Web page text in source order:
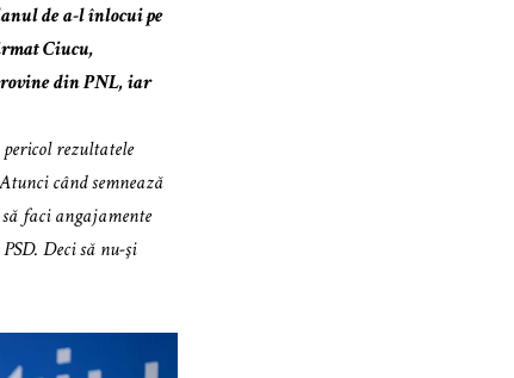
de a-l înlocui pe
Ciucu,
din PNL, iar
rezultatele
când semnează
faci angajamente
Deci să nu-şi